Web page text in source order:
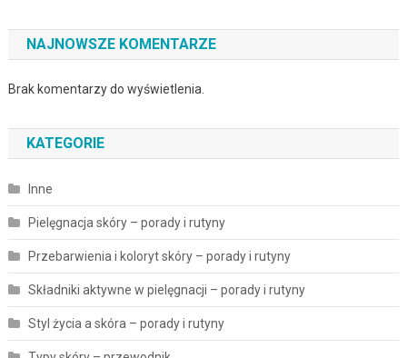
NAJNOWSZE KOMENTARZE
Brak komentarzy do wyświetlenia.
KATEGORIE
Inne
Pielęgnacja skóry – porady i rutyny
Przebarwienia i koloryt skóry – porady i rutyny
Składniki aktywne w pielęgnacji – porady i rutyny
Styl życia a skóra – porady i rutyny